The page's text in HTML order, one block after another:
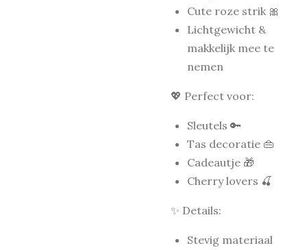
Cute roze strik 🎀
Lichtgewicht &
makkelijk mee te
nemen
💖 Perfect voor:
Sleutels 🔑
Tas decoratie 👜
Cadeautje 🎁
Cherry lovers 🍒
✨ Details:
Stevig materiaal